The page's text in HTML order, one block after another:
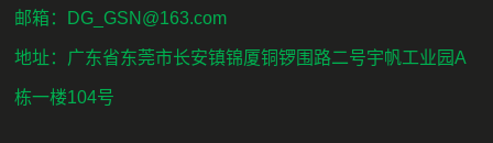
邮箱：DG_GSN@163.com
地址：广东省东莞市长安镇锦厦铜锣围路二号宇帆工业园A
栋一楼104号